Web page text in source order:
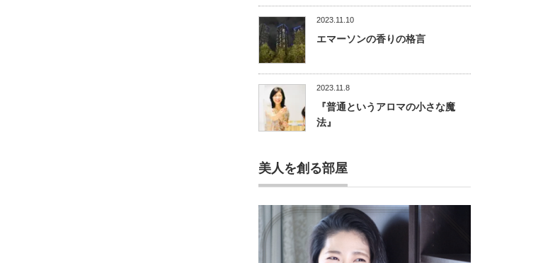
2023.11.10
エマーソンの香りの格言
2023.11.8
『普通というアロマの小さな魔
法』
美人を創る部屋